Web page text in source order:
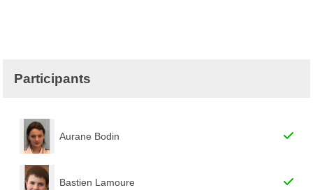
Participants
Aurane Bodin
Bastien Lamoure